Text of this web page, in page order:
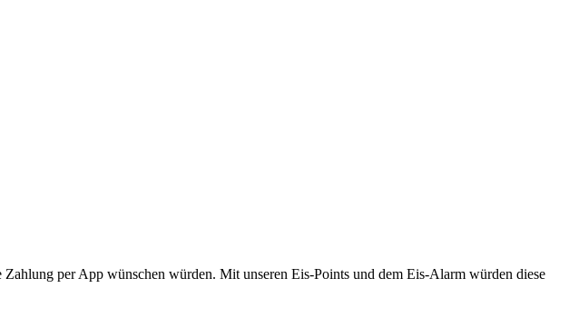
Zahlung per App wünschen würden. Mit unseren Eis-Points und dem Eis-Alarm würden diese